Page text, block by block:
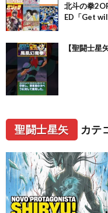
北斗の拳
ED「Get
【聖闘士星
聖闘士星矢 カテ